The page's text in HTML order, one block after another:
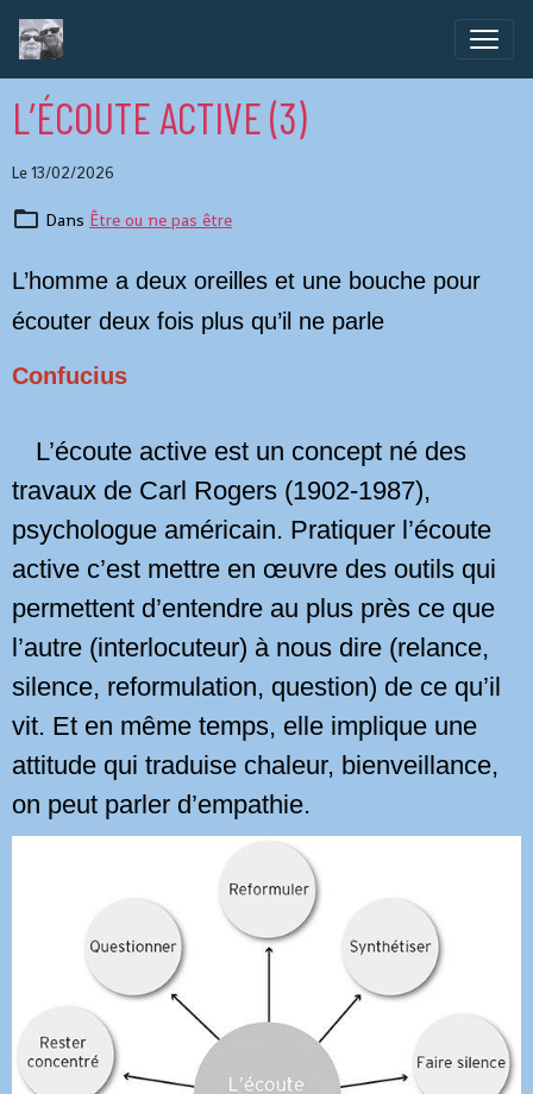
L’ÉCOUTE ACTIVE (3)
Le 13/02/2026
Dans Être ou ne pas être
L’homme a deux oreilles et une bouche pour
écouter deux fois plus qu’il ne parle
Confucius
L’écoute active est un concept né des
travaux de Carl Rogers (1902-1987),
psychologue américain. Pratiquer l’écoute
active c’est mettre en œuvre des outils qui
permettent d’entendre au plus près ce que
l’autre (interlocuteur) à nous dire (relance,
silence, reformulation, question) de ce qu’il
vit. Et en même temps, elle implique une
attitude qui traduise chaleur, bienveillance,
on peut parler d’empathie.